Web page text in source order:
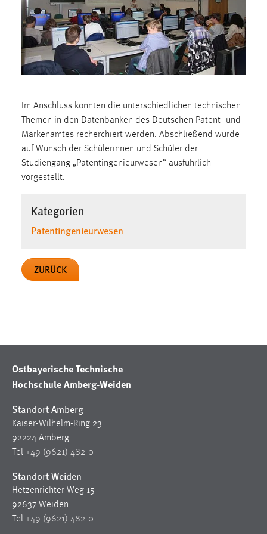
Im Anschluss konnten die unterschiedlichen technischen
Themen in den Datenbanken des Deutschen Patent- und
Markenamtes recherchiert werden. Abschließend wurde
auf Wunsch der Schülerinnen und Schüler der
Studiengang „Patentingenieurwesen“ ausführlich
vorgestellt.
Kategorien
Patentingenieurwesen
ZURÜCK
Ostbayerische Technische
Hochschule Amberg-Weiden
Standort Amberg
Kaiser-Wilhelm-Ring 23
92224 Amberg
Tel +49 (9621) 482-0
Standort Weiden
Hetzenrichter Weg 15
92637 Weiden
Tel +49 (9621) 482-0
1 Jahr
Performance
Name:
Zweck:
Für performante Seitenauslieferung wird in diesem Cookie
gespeichert, ob man eingeloggt ist.
Sprachpräferenz
Das Cookie speichert die gewählte Sprache der Website.
Cookie Laufzeit:
30 Tage
Wird benötigt um die Chatfunktion nutzen zu können.
Cookie Laufzeit:
MibewSessionID, mibew-chat-frame-style-
5e9dbeb1811c0446 = Sitzungslaufzeit, mibew_locale = 3
Jahre, MIBEW_UserID = 1 Jahr
Login
Name:
fe_user, be_user, be_lastLoginProvider